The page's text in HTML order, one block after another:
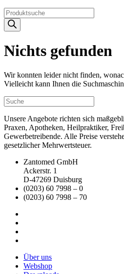
Products
search
Nichts gefunden
Wir konnten leider nicht finden,
Vielleicht kann Ihnen die
Unsere Angebote richten sich
Praxen, Apotheken, Heilpraktiker,
Gewerbetreibende. Alle Preise
gesetzlicher Mehrwertsteuer.
Zantomed GmbH
Ackerstr. 1
D-47269 Duisburg
(0203) 60 7998 – 0
(0203) 60 7998 – 70
Über uns
Webshop